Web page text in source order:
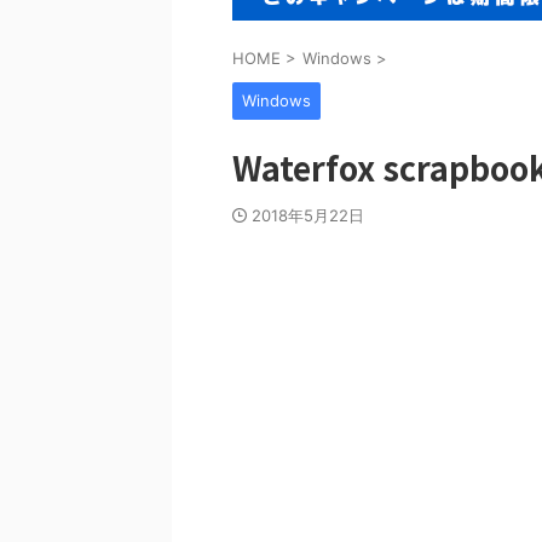
HOME > Windows >
Windows
Waterfox
2018年5月22日